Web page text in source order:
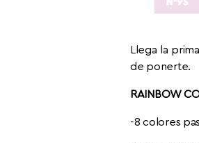
Llega la
de ponerte.
RAINBOW
-8 colores